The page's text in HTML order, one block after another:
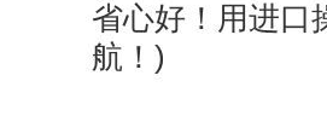
省心好！用进口
航！)